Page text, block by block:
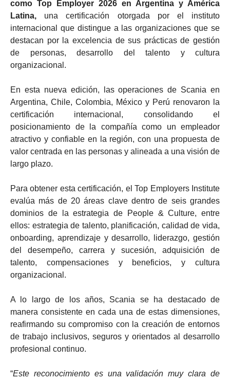
como Top Employer 2026 en Argentina y América
Latina, una certificación otorgada por el instituto
internacional que distingue a las organizaciones que se
destacan por la excelencia de sus prácticas de gestión
de personas, desarrollo del talento y cultura
organizacional.
En esta nueva edición, las operaciones de Scania en
Argentina, Chile, Colombia, México y Perú renovaron la
certificación internacional, consolidando el
posicionamiento de la compañía como un empleador
atractivo y confiable en la región, con una propuesta de
valor centrada en las personas y alineada a una visión de
largo plazo.
Para obtener esta certificación, el Top Employers Institute
evalúa más de 20 áreas clave dentro de seis grandes
dominios de la estrategia de People & Culture, entre
ellos: estrategia de talento, planificación, calidad de vida,
onboarding, aprendizaje y desarrollo, liderazgo, gestión
del desempeño, carrera y sucesión, adquisición de
talento, compensaciones y beneficios, y cultura
organizacional.
A lo largo de los años, Scania se ha destacado de
manera consistente en cada una de estas dimensiones,
reafirmando su compromiso con la creación de entornos
de trabajo inclusivos, seguros y orientados al desarrollo
profesional continuo.
“Este reconocimiento es una validación muy clara de